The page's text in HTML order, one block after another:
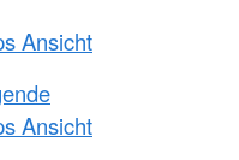
Ansicht
Ansicht